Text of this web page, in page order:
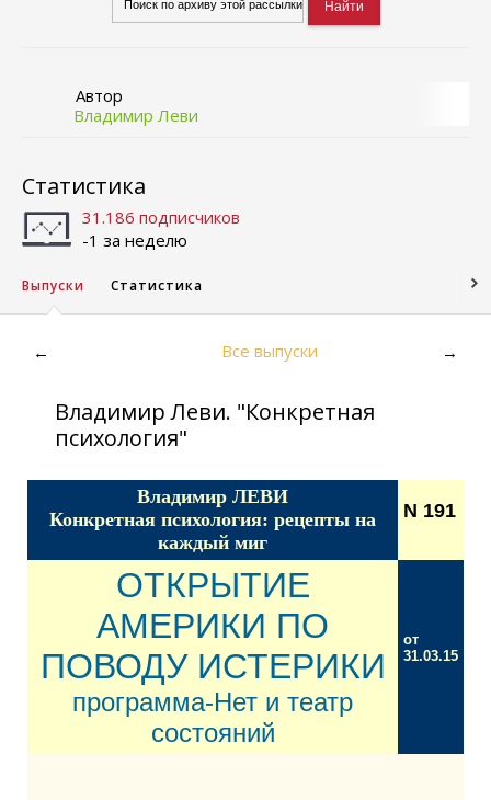
Автор
Владимир Леви
Статистика
31.186 подписчиков
-1 за неделю
Выпуски Статистика
← Все выпуски →
Владимир Леви. "Конкретная
психология"
Владимир ЛЕВИ
Конкретная психология: рецепты на
каждый миг
N 191
ОТКРЫТИЕ
АМЕРИКИ ПО
ПОВОДУ ИСТЕРИКИ
программа-Нет и театр
состояний
от
31.03.15